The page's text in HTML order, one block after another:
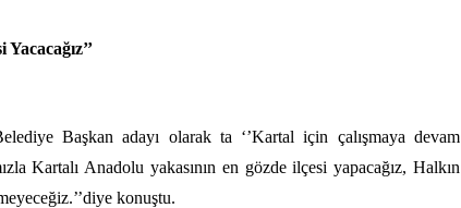
Başkan adayı olarak ta ‘’Kartal için çalışmaya devam
Kartalı Anadolu yakasının en gözde ilçesi yapacağız, Halkın
konuştu.